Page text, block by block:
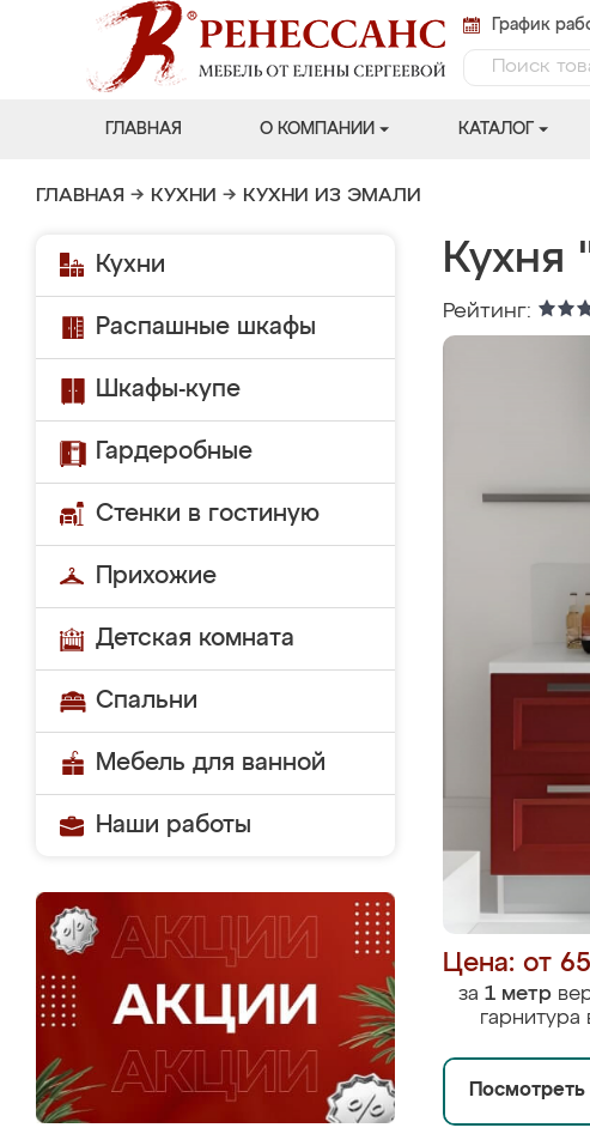
График
ГЛАВНАЯ О КОМПАНИИ КАТАЛОГ
ГЛАВНАЯ → КУХНИ → КУХНИ ИЗ ЭМАЛИ
Кухни
Распашные шкафы
Шкафы-купе
Гардеробные
Стенки в гостиную
Прихожие
Детская комната
Спальни
Мебель для ванной
Наши работы
Кухня
Рейтинг:
Цена: от
за 1 метр
гарнитура